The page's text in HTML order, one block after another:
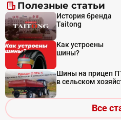
Полезные статьи
История бренда
Taitong
Как устроены
шины?
Шины на прицеп
в сельском
Все